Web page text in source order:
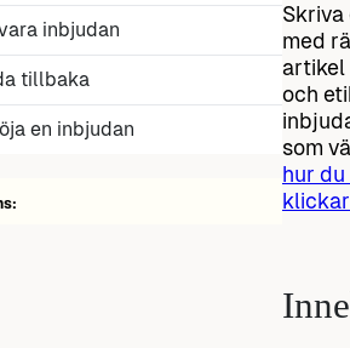
inbjudan
tillbaka
en inbjudan
Skriva
med
artikel
och
som
hur